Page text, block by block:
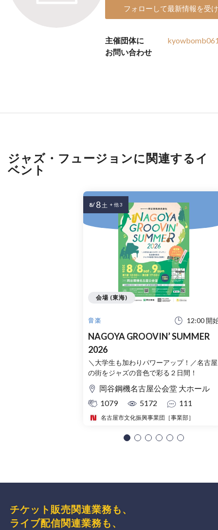
フォローして最新情報を受
主催団体に
お問い合わせ
ジャズ・フュージョンに関連するイ
ベント
音楽 12:00 開
NAGOYA GROOVIN’ SUMMER
2026
＼大学生も加わりパワーアップ！／名古屋
の街をジャズの音色で彩る２日間！
岡谷鋼機名古屋公会堂 大ホール
1079
5172 111
名古屋市文化振興事業団［事業部］
会場 (東海)
8/ 8土 + 他 3
チケット販売関連業務も、
ライブ配信関連業務も、